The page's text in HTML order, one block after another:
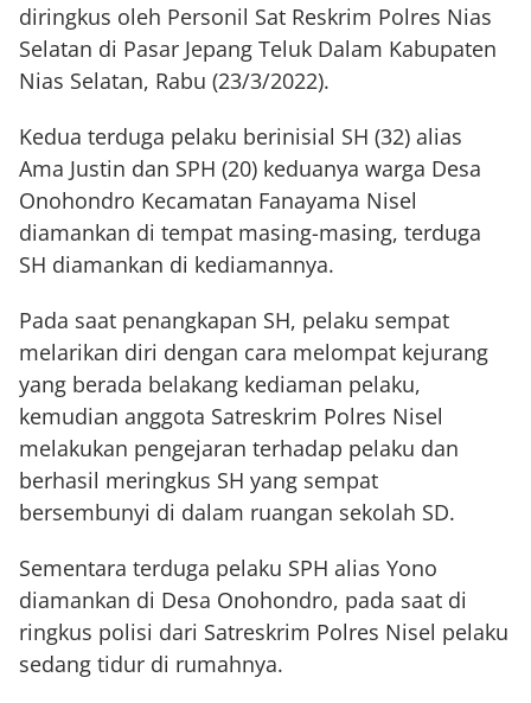
diringkus oleh Personil Sat Reskrim Polres Nias
Selatan di Pasar Jepang Teluk Dalam Kabupaten
Nias Selatan, Rabu (23/3/2022).
Kedua terduga pelaku berinisial SH (32) alias
Ama Justin dan SPH (20) keduanya warga Desa
Onohondro Kecamatan Fanayama Nisel
diamankan di tempat masing-masing, terduga
SH diamankan di kediamannya.
Pada saat penangkapan SH, pelaku sempat
melarikan diri dengan cara melompat kejurang
yang berada belakang kediaman pelaku,
kemudian anggota Satreskrim Polres Nisel
melakukan pengejaran terhadap pelaku dan
berhasil meringkus SH yang sempat
bersembunyi di dalam ruangan sekolah SD.
Sementara terduga pelaku SPH alias Yono
diamankan di Desa Onohondro, pada saat di
ringkus polisi dari Satreskrim Polres Nisel pelaku
sedang tidur di rumahnya.